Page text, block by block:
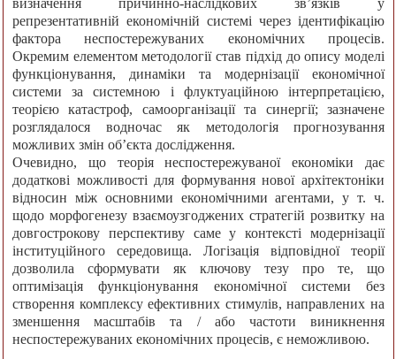
визначення причинно-наслідкових зв’язків у
репрезентативній економічній системі через ідентифікацію
фактора неспостережуваних економічних процесів.
Окремим елементом методології став підхід до опису моделі
функціонування, динаміки та модернізації економічної
системи за системною і флуктуаційною інтерпретацією,
теорією катастроф, самоорганізації та синергії; зазначене
розглядалося водночас як методологія прогнозування
можливих змін об’єкта дослідження.
Очевидно, що теорія неспостережуваної економіки дає
додаткові можливості для формування нової архітектоніки
відносин між основними економічними агентами, у т. ч.
щодо морфогенезу взаємоузгоджених стратегій розвитку на
довгострокову перспективу саме у контексті модернізації
інституційного середовища. Логізація відповідної теорії
дозволила сформувати як ключову тезу про те, що
оптимізація функціонування економічної системи без
створення комплексу ефективних стимулів, направлених на
зменшення масштабів та / або частоти виникнення
неспостережуваних економічних процесів, є неможливою.